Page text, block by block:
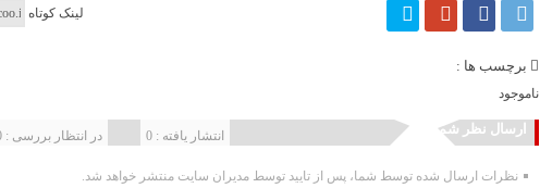
لینک کوتاه
برچسب ها :
ناموجود
ارسال نظر شما در انتظار بررسی : 0 انتشار یافته : 0
نظرات ارسال شده توسط شما، پس از تایید توسط مدیران سایت منتشر خواهد شد.